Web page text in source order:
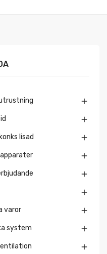


lisad 



varor 
system 
